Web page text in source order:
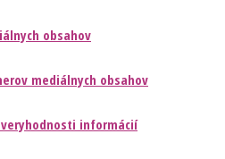
obsahov
mediálnych obsahov
informácií